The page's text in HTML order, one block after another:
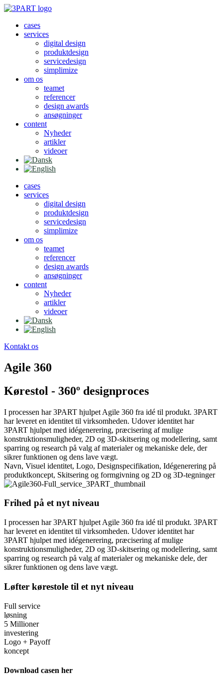
Videre
indholdcases
services
digital design
produktdesign
servicedesign
simplimize
om os
teamet
referencer
design awards
ansøgninger
content
Nyheder
artikler
videoer
cases
services
digital design
produktdesign
servicedesign
simplimize
om os
teamet
referencer
design awards
ansøgninger
content
Nyheder
artikler
videoer
Kontakt os
Agile 360
Kørestol - 360º designproces
I processen har 3PART hjulpet Agile 360 fra idé til produkt. 3PART
har leveret en identitet til virksomheden. Udover identitet har
3PART hjulpet med idégenerering, præcisering af mulige
konstruktionsmuligheder, 2D og 3D-skitsering og modellering, samt
sparring og research på valg af materialer og mekaniske dele, der
sikrer funktionen og dens lave vægt.
Navn, Visuel identitet, Logo, Designspecifikation, Idégenerering på
produktkoncept, Skitsering og formgivning og 2D og 3D-tegninger
Frihed på et nyt niveau
I processen har 3PART hjulpet Agile 360 fra idé til produkt. 3PART
har leveret en identitet til virksomheden. Udover identitet har
3PART hjulpet med idégenerering, præcisering af mulige
konstruktionsmuligheder, 2D og 3D-skitsering og modellering, samt
sparring og research på valg af materialer og mekaniske dele, der
sikrer funktionen og dens lave vægt.
Løfter kørestole til et nyt niveau
Full service
løsning
5 Millioner
investering
Logo + Payoff
koncept
Download casen her